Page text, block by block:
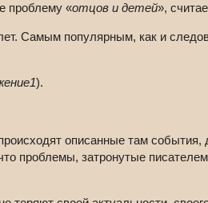
проблему «отцов и детей»,
Самым популярным, как и
).
описанные там
проблемы, затронутые